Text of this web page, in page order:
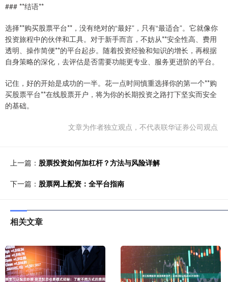
### **结语**
选择**购买股票平台**，没有绝对的“最好”，只有“最适合”。它就像你
投资旅程中的伙伴和工具。对于新手而言，不妨从**安全性高、费用
透明、操作简便**的平台起步。随着投资经验和知识的增长，再根据
自身策略的深化，去评估是否需要功能更专业、服务更进阶的平台。
记住，好的开始是成功的一半。花一点时间慎重选择你的第一个**购
买股票平台**在线股票开户，将为你的长期投资之路打下坚实而安全
的基础。
文章为作者独立观点，不代表联华证券公司观点
上一篇： 股票投资如何加杠杆？方法与风险详解
下一篇： 股票网上配资：全平台指南
相关文章